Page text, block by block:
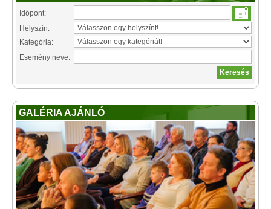
Időpont:
Helyszín:
Kategória:
Esemény neve:
GALÉRIA AJÁNLÓ